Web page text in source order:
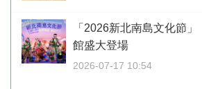
「2026新北南島文化節
館盛大登場
2026-07-17 10:54